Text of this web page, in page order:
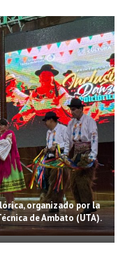
organizado por la
de Ambato (UTA).